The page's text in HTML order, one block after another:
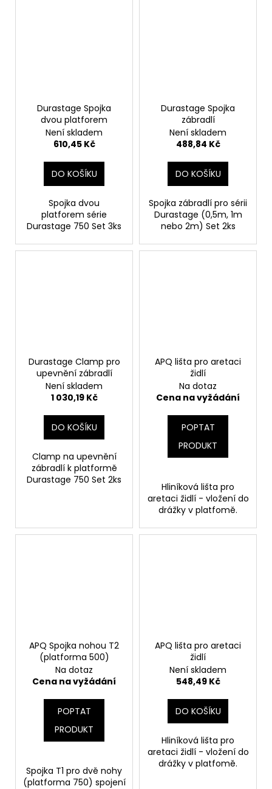
Durastage Spojka
dvou platforem
Není skladem
610,45 Kč
DO KOŠÍKU
Spojka dvou
platforem série
Durastage 750 Set 3ks
Durastage Spojka
zábradlí
Není skladem
488,84 Kč
DO KOŠÍKU
Spojka zábradlí pro sérii
Durastage (0,5m, 1m
nebo 2m) Set 2ks
Durastage Clamp pro
upevnění zábradlí
Není skladem
1 030,19 Kč
DO KOŠÍKU
Clamp na upevnění
zábradlí k platformě
Durastage 750 Set 2ks
APQ lišta pro aretaci
židlí
Na dotaz
Cena na vyžádání
POPTAT
PRODUKT
Hliníková lišta pro
aretaci židlí - vložení do
drážky v platfomě.
APQ Spojka nohou T2
(platforma 500)
Na dotaz
Cena na vyžádání
POPTAT
PRODUKT
Spojka T1 pro dvě nohy
(platforma 750) spojení
APQ lišta pro aretaci
židlí
Není skladem
548,49 Kč
DO KOŠÍKU
Hliníková lišta pro
aretaci židlí - vložení do
drážky v platfomě.